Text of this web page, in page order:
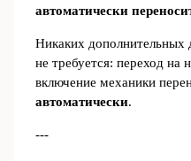
автоматически
Никаких дополнительных
не требуется: переход на
включение механики
автоматически.
---